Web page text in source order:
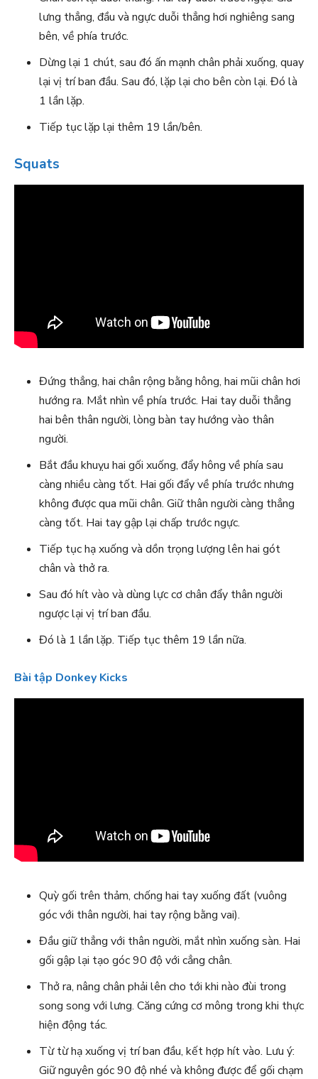
lưng thẳng, đầu và ngực duỗi thẳng hơi nghiêng sang
bên, về phía trước.
Dừng lại 1 chút, sau đó ấn mạnh chân phải xuống, quay
lại vị trí ban đầu. Sau đó, lặp lại cho bên còn lại. Đó là
1 lần lặp.
Tiếp tục lặp lại thêm 19 lần/bên.
Squats
Đứng thẳng, hai chân rộng bằng hông, hai mũi chân hơi
hướng ra. Mắt nhìn về phía trước. Hai tay duỗi thẳng
hai bên thân người, lòng bàn tay hướng vào thân
người.
Bắt đầu khuỵu hai gối xuống, đẩy hông về phía sau
càng nhiều càng tốt. Hai gối đẩy về phía trước nhưng
không được qua mũi chân. Giữ thân người càng thẳng
càng tốt. Hai tay gập lại chấp trước ngực.
Tiếp tục hạ xuống và dồn trọng lượng lên hai gót
chân và thở ra.
Sau đó hít vào và dùng lực cơ chân đẩy thân người
ngược lại vị trí ban đầu.
Đó là 1 lần lặp. Tiếp tục thêm 19 lần nữa.
Bài tập Donkey Kicks
Quỳ gối trên thảm, chống hai tay xuống đất (vuông
góc với thân người, hai tay rộng bằng vai).
Đầu giữ thẳng với thân người, mắt nhìn xuống sàn. Hai
gối gập lại tạo góc 90 độ với cẳng chân.
Thở ra, nâng chân phải lên cho tới khi nào đùi trong
song song với lưng. Căng cứng cơ mông trong khi thực
hiện động tác.
Từ từ hạ xuống vị trí ban đầu, kết hợp hít vào. Lưu ý:
Giữ nguyên góc 90 độ nhé và không được để gối chạm